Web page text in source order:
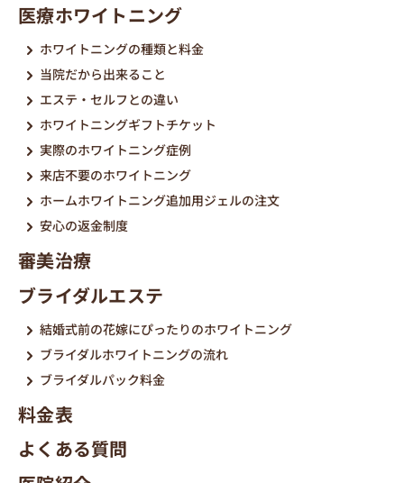
医療ホワイトニング
ホワイトニングの種類と料金
当院だから出来ること
エステ・セルフとの違い
ホワイトニングギフトチケット
実際のホワイトニング症例
来店不要のホワイトニング
ホームホワイトニング追加用ジェルの注文
安心の返金制度
審美治療
ブライダルエステ
結婚式前の花嫁にぴったりのホワイトニング
ブライダルホワイトニングの流れ
ブライダルパック料金
料金表
よくある質問